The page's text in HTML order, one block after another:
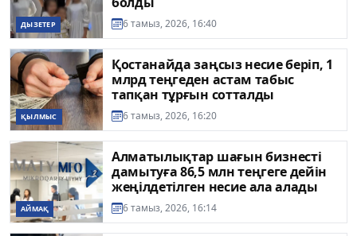
ДЫЗЕТЕР 6 тамыз, 2026, 16:40
ҚЫЛМЫС
Қостанайда заңсыз несие беріп, 1
млрд теңгеден астам табыс
тапқан тұрғын сотталды
6 тамыз, 2026, 16:20
АЙМАҚ
Алматылықтар шағын бизнесті
дамытуға 86,5 млн теңгеге дейін
жеңілдетілген несие ала алады
6 тамыз, 2026, 16:14